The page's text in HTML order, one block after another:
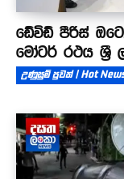
ඩේවිඩ් පීරිස්
මෝටර් රථය ශ්‍රී
උණුසුම් පුවත් | Hot